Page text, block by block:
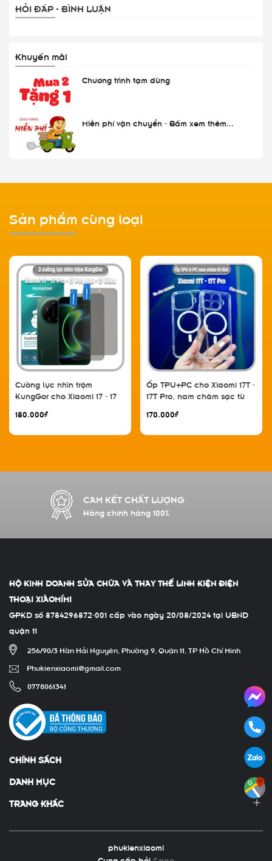
HỎI ĐÁP - BÌNH LUẬN
Khuyến mãi
Chương trình tạm dừng
Miễn phí vận chuyển - Bấm xem thêm...
Sản phẩm cùng loại
Cường lực nhìn trộm
KungGor cho Xiaomi 17 - 17
không viền đen bộ 2 miếng
180.000₫
Ốp TPU+PC cho Xiaomi 17T -
17T Pro, nam châm sạc từ
170.000₫
CAM KẾT CHẤT LƯỢNG
Hàng chính hãng 100%
HỘ KINH DOANH SỬA CHỮA VÀ THAY THẾ LINH KIỆN ĐIỆN
THOẠI XIÀOMÍMI
GPKD số 8784296872-001 cấp vào ngày 20/08/2024 tại UBND
quận 11
256/90/3 Hàn Hải Nguyên, Phường 9, Quận 11, TP Hồ Chí Minh
Phukienxiaomi@gmail.com
0778061341
CHÍNH SÁCH
DANH MỤC
TRANG KHÁC
phukienxiaomi